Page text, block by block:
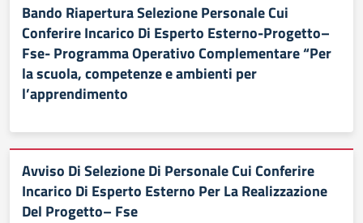
Bando Riapertura Selezione Personale Cui
Conferire Incarico Di Esperto Esterno-Progetto–
Fse- Programma Operativo Complementare “Per
la scuola, competenze e ambienti per
l’apprendimento
Avviso Di Selezione Di Personale Cui Conferire
Incarico Di Esperto Esterno Per La Realizzazione
Del Progetto– Fse